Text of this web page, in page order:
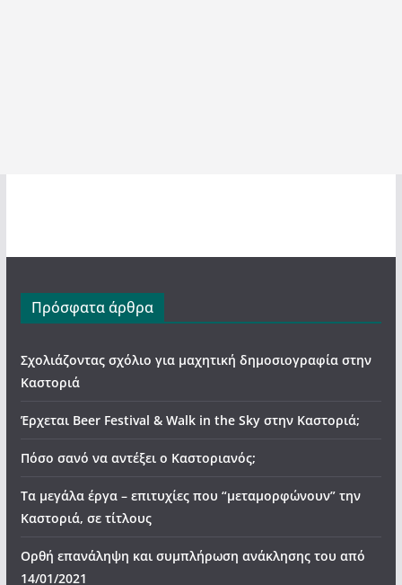
Πρόσφατα άρθρα
Σχολιάζοντας σχόλιο για μαχητική δημοσιογραφία στην
Καστοριά
Έρχεται Beer Festival & Walk in the Sky στην Καστοριά;
Πόσο σανό να αντέξει ο Καστοριανός;
Τα μεγάλα έργα – επιτυχίες που “μεταμορφώνουν” την
Καστοριά, σε τίτλους
Ορθή επανάληψη και συμπλήρωση ανάκλησης του από
14/01/2021